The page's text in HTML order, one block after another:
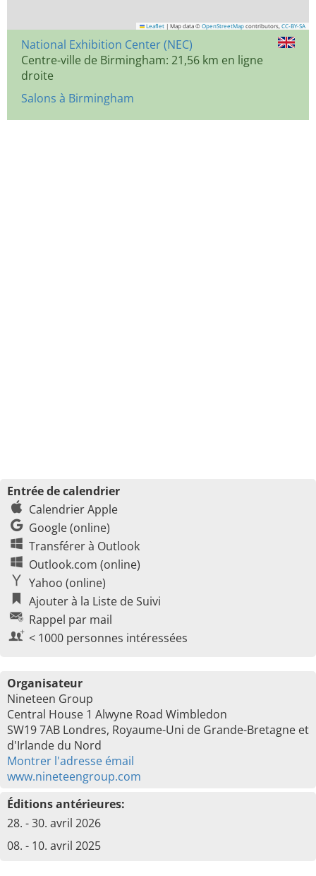
Leaflet | Map data © OpenStreetMap contributors, CC-BY-SA
National Exhibition Center (NEC)
Centre-ville de Birmingham: 21,56 km en ligne
droite
Salons à Birmingham
Entrée de calendrier
Calendrier Apple
Google (online)
Transférer à Outlook
Outlook.com (online)
Yahoo (online)
Ajouter à la Liste de Suivi
Rappel par mail
< 1000 personnes intéressées
Organisateur
Nineteen Group
Central House 1 Alwyne Road Wimbledon
SW19 7AB Londres, Royaume-Uni de Grande-Bretagne et
d'Irlande du Nord
Montrer l'adresse émail
www.nineteengroup.com
Éditions antérieures:
28. - 30. avril 2026
08. - 10. avril 2025